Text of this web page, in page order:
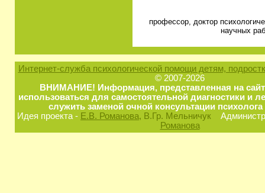
профессор, доктор
научных
Интернет-служба психологической помощи детям,
© 2007-2026
ВНИМАНИЕ! Информация, представленная на
использоваться для самостоятельной диагностики и
служить заменой очной консультации
Идея проекта - Е.В. Романова, В.Гр. Мельничук
Романова